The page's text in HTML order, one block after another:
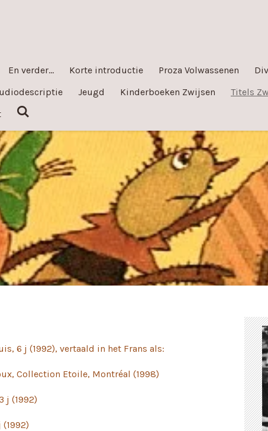
En verder... Korte introductie Proza Volwassenen
Jeugd Kinderboeken Zwijsen
Titels
6 j (1992), vertaald in het Frans als:
Collection Etoile, Montréal (1998)
j (1992)